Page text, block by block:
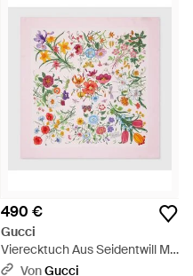
490 €
Gucci
Vierecktuch Aus Seidentwill Mit
Print - Pink
VonGucci